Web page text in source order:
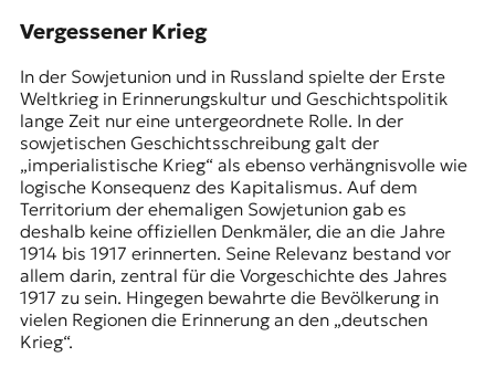
Vergessener Krieg
In der Sowjetunion und in Russland spielte der Erste
Weltkrieg in Erinnerungskultur und Geschichtspolitik
lange Zeit nur eine untergeordnete Rolle. In der
sowjetischen Geschichtsschreibung galt der
„imperialistische Krieg“ als ebenso verhängnisvolle wie
logische Konsequenz des Kapitalismus. Auf dem
Territorium der ehemaligen Sowjetunion gab es
deshalb keine offiziellen Denkmäler, die an die Jahre
1914 bis 1917 erinnerten. Seine Relevanz bestand vor
allem darin, zentral für die Vorgeschichte des Jahres
1917 zu sein. Hingegen bewahrte die Bevölkerung in
vielen Regionen die Erinnerung an den „deutschen
Krieg“.